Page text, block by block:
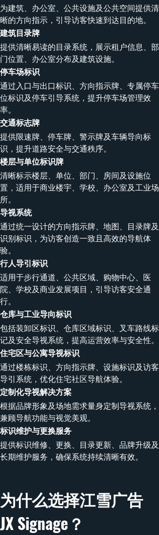
为建筑、办公室、公共设施及公共空间提供清
晰的方向指示，引导访客快速到达目的地。
建筑目录牌
提供清晰易读的目录系统，展示租户信息、部
门位置、办公室分布及建筑设施。
停车场标识
通过入口与出口标识、方向指示牌、专属停车
位标识及停车引导系统，提升停车场管理效
率。
交通标志牌
提供限速牌、停车牌、警示牌及车辆导向标
识，提升道路安全与交通秩序。
楼层与单位标识牌
清晰标示楼层、单位、部门、房间及设施位
置，适用于商业楼宇、学校、办公室及工业场
所。
导视系统
通过统一设计的方向指示牌、地图、目录牌及
识别标识，为访客创造一致且高效的导航体
验。
行人导引标识
适用于步行通道、公共区域、购物中心、医
院、学校及商业发展项目，引导访客安全通
行。
仓库与工业导向标识
包括装卸区标识、仓库区域标识、叉车路线标
记及安全导视系统，提高运营效率与安全性。
住宅区与公寓导视标识
通过楼栋标识、方向指示牌、设施标识及访客
导引系统，优化住宅社区导航体验。
定制化导视解决方案
根据品牌形象及场地需求量身定制导视系统，
兼顾导航功能与视觉美观。
标识维护与更换服务
提供标识维修、更换、目录更新、品牌升级及
长期维护服务，确保系统持续清晰有效。
为什么选择江雪广告
JX Signage？